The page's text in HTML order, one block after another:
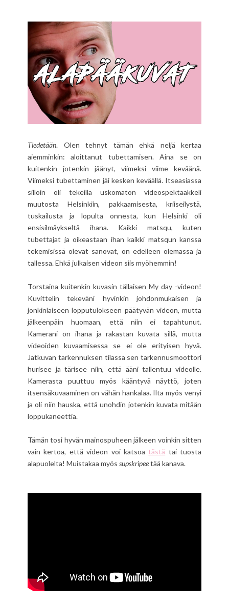
Tiedetään. Olen tehnyt tämän ehkä neljä kertaa
aiemminkin: aloittanut tubettamisen. Aina se on
kuitenkin jotenkin jäänyt, viimeksi viime keväänä.
Viimeksi tubettaminen jäi kesken keväällä. Itseasiassa
silloin oli tekeillä uskomaton videospektaakkeli
muutosta Helsinkiin, pakkaamisesta, kriiseilystä,
tuskailusta ja lopulta onnesta, kun Helsinki oli
ensisilmäykseltä ihana. Kaikki matsqu, kuten
tubettajat ja oikeastaan ihan kaikki matsqun kanssa
tekemisissä olevat sanovat, on edelleen olemassa ja
tallessa. Ehkä julkaisen videon siis myöhemmin!
Torstaina kuitenkin kuvasin tällaisen My day -videon!
Kuvittelin tekeväni hyvinkin johdonmukaisen ja
jonkinlaiseen lopputulokseen päätyvän videon, mutta
jälkeenpäin huomaan, että niin ei tapahtunut.
Kamerani on ihana ja rakastan kuvata sillä, mutta
videoiden kuvaamisessa se ei ole erityisen hyvä.
Jatkuvan tarkennuksen tilassa sen tarkennusmoottori
hurisee ja tärisee niin, että ääni tallentuu videolle.
Kamerasta puuttuu myös kääntyvä näyttö, joten
itsensäkuvaaminen on vähän hankalaa. Ilta myös venyi
ja oli niin hauska, että unohdin jotenkin kuvata mitään
loppukaneettia.
Tämän tosi hyvän mainospuheen jälkeen voinkin sitten
vain kertoa, että videon voi katsoa tästä tai tuosta
alapuolelta! Muistakaa myös supskripeetää kanava.